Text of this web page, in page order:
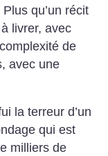
qu’un récit
à livrer, avec
de
avec une
la terreur d’un
qui est
milliers de